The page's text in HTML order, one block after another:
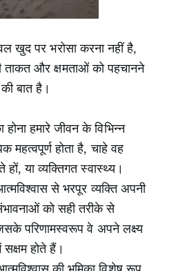
खुद पर भरोसा करना नहीं है,
ताकत और क्षमताओं को पहचानने
बात है।
होना हमारे जीवन के विभिन्न
महत्वपूर्ण होता है, चाहे वह
हों, या व्यक्तिगत स्वास्थ्य।
से भरपूर व्यक्ति अपनी
को सही तरीके से
परिणामस्वरूप वे अपने लक्ष्य
होते हैं।